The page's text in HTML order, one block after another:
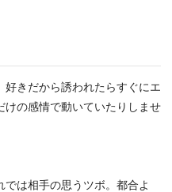
きだから誘われたらすぐにエ
の感情で動いていたりしませ
は相手の思うツボ。都合よ